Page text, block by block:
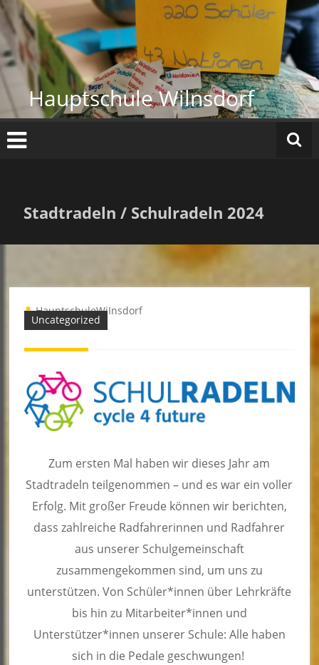
Zum
Inhalt
springen
Hauptschule Wilnsdorf
Stadtradeln / Schulradeln 2024
Uncategorized
HauptschuleWiInsdorf
Zum ersten Mal haben wir dieses Jahr am
Stadtradeln teilgenommen – und es war ein voller
Erfolg. Mit großer Freude können wir berichten,
dass zahlreiche Radfahrerinnen und Radfahrer
aus unserer Schulgemeinschaft
zusammengekommen sind, um uns zu
unterstützen. Von Schüler*innen über Lehrkräfte
bis hin zu Mitarbeiter*innen und
Unterstützer*innen unserer Schule: Alle haben
sich in die Pedale geschwungen!